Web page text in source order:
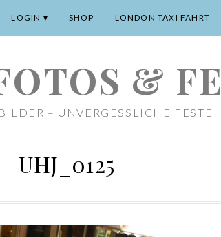
LOGIN SHOP LONDON TAXI FAHRT
&
– UNVERGESSLICHE FESTE
UHJ_0125